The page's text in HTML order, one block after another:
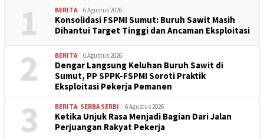
1 BERITA 6 Agustus 2026
Konsolidasi FSPMI Sumut: Buruh Sawit Masih
Dihantui Target Tinggi dan Ancaman Eksploitasi
2 BERITA 6 Agustus 2026
Dengar Langsung Keluhan Buruh Sawit di
Sumut, PP SPPK-FSPMI Soroti Praktik
Eksploitasi Pekerja Pemanen
3 BERITA, SERBA SERBI 6 Agustus 2026
Ketika Unjuk Rasa Menjadi Bagian Dari Jalan
Perjuangan Rakyat Pekerja